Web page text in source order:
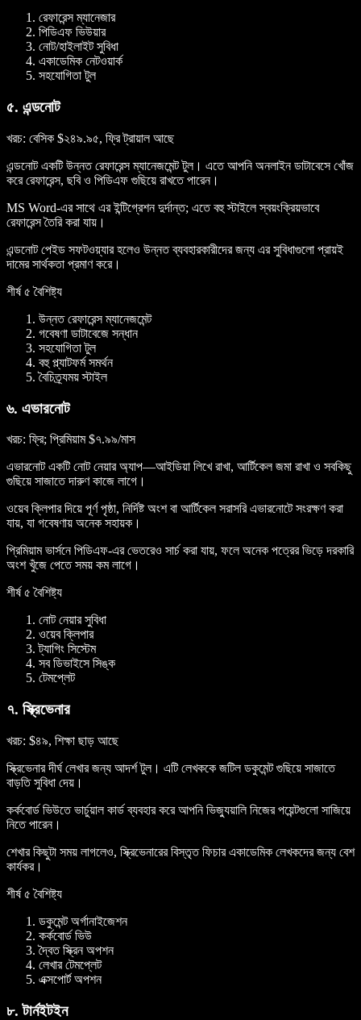
রেফারেন্স ম্যানেজার
পিডিএফ ভিউয়ার
নোট/হাইলাইট সুবিধা
একাডেমিক নেটওয়ার্ক
সহযোগিতা টুল
৫. এন্ডনোট
খরচ: বেসিক $২৪৯.৯৫, ফ্রি ট্রায়াল আছে
এন্ডনোট একটি উন্নত রেফারেন্স ম্যানেজমেন্ট টুল। এতে আপনি অনলাইন ডাটাবেসে খোঁজ
করে রেফারেন্স, ছবি ও পিডিএফ গুছিয়ে রাখতে পারেন।
MS Word-এর সাথে এর ইন্টিগ্রেশন দুর্দান্ত; এতে বহু স্টাইলে স্বয়ংক্রিয়ভাবে
রেফারেন্স তৈরি করা যায়।
এন্ডনোট পেইড সফটওয়্যার হলেও উন্নত ব্যবহারকারীদের জন্য এর সুবিধাগুলো প্রায়ই
দামের সার্থকতা প্রমাণ করে।
শীর্ষ ৫ বৈশিষ্ট্য
উন্নত রেফারেন্স ম্যানেজমেন্ট
গবেষণা ডাটাবেজে সন্ধান
সহযোগিতা টুল
বহু প্ল্যাটফর্ম সমর্থন
বৈচিত্র্যময় স্টাইল
৬. এভারনোট
খরচ: ফ্রি; প্রিমিয়াম $৭.৯৯/মাস
এভারনোট একটি নোট নেয়ার অ্যাপ—আইডিয়া লিখে রাখা, আর্টিকেল জমা রাখা ও সবকিছু
গুছিয়ে সাজাতে দারুণ কাজে লাগে।
ওয়েব ক্লিপার দিয়ে পূর্ণ পৃষ্ঠা, নির্দিষ্ট অংশ বা আর্টিকেল সরাসরি এভারনোটে সংরক্ষণ করা
যায়, যা গবেষণায় অনেক সহায়ক।
প্রিমিয়াম ভার্সনে পিডিএফ-এর ভেতরেও সার্চ করা যায়, ফলে অনেক পত্রের ভিড়ে দরকারি
অংশ খুঁজে পেতে সময় কম লাগে।
শীর্ষ ৫ বৈশিষ্ট্য
নোট নেয়ার সুবিধা
ওয়েব ক্লিপার
ট্যাগিং সিস্টেম
সব ডিভাইসে সিঙ্ক
টেমপ্লেট
৭. স্ক্রিভেনার
খরচ: $৪৯, শিক্ষা ছাড় আছে
স্ক্রিভেনার দীর্ঘ লেখার জন্য আদর্শ টুল। এটি লেখককে জটিল ডকুমেন্ট গুছিয়ে সাজাতে
বাড়তি সুবিধা দেয়।
কর্কবোর্ড ভিউতে ভার্চুয়াল কার্ড ব্যবহার করে আপনি ভিজ্যুয়ালি নিজের পয়েন্টগুলো সাজিয়ে
নিতে পারেন।
শেখার কিছুটা সময় লাগলেও, স্ক্রিভেনারের বিস্তৃত ফিচার একাডেমিক লেখকদের জন্য বেশ
কার্যকর।
শীর্ষ ৫ বৈশিষ্ট্য
ডকুমেন্ট অর্গানাইজেশন
কর্কবোর্ড ভিউ
দ্বৈত স্ক্রিন অপশন
লেখার টেমপ্লেট
এক্সপোর্ট অপশন
৮. টার্নইটইন